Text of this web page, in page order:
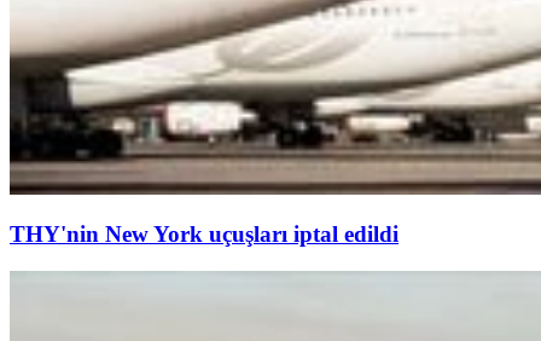
THY'nin New York uçuşları iptal edildi